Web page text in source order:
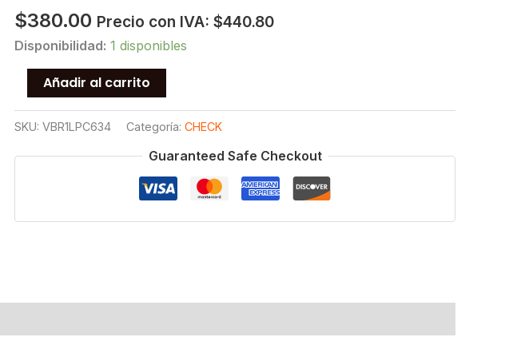
$380.00 Precio con IVA: $440.80
Disponibilidad: 1 disponibles
VALVULA
BOLA
P/COMPLETO
cantidad
Añadir al carrito
SKU: VBR1LPC634 Categoría: CHECK
Guaranteed Safe Checkout